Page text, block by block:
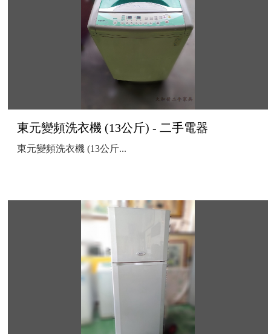
東元變頻洗衣機 (13公斤) - 二手電器
東元變頻洗衣機 (13公斤...